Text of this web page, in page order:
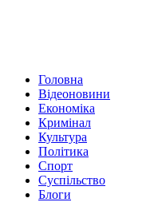
Головна
Відеоновини
Економіка
Кримінал
Культура
Політика
Спорт
Суспільство
Блоги